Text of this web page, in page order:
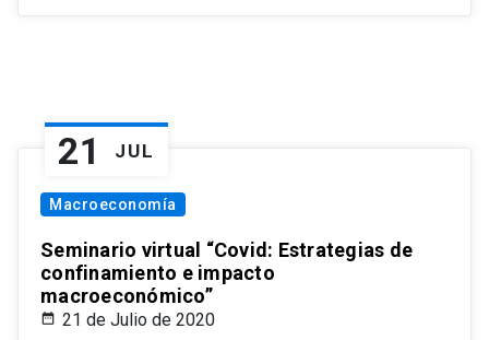
21 JUL
Macroeconomía
Seminario virtual “Covid: Estrategias de
confinamiento e impacto
macroeconómico”
21 de Julio de 2020